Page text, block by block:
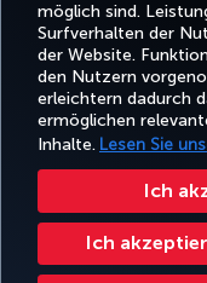
möglich sind.
Surfverhalten der
der Website.
den Nutzern
erleichtern dadurch
ermöglichen
Inhalte. Lesen Sie
Ich
Ich
Facebook
Twitter
BUCHEN
UND
VERWALTEN
ERLEBNIS
Barrierefreiheit Datenschutz- und
Cookie-Einstellungen ändern